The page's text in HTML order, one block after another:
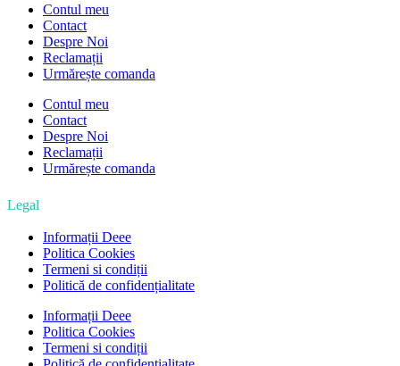
Contul meu
Contact
Despre Noi
Reclamații
Urmărește comanda
Contul meu
Contact
Despre Noi
Reclamații
Urmărește comanda
Legal
Informații Deee
Politica Cookies
Termeni si condiții
Politică de confidențialitate
Informații Deee
Politica Cookies
Termeni si condiții